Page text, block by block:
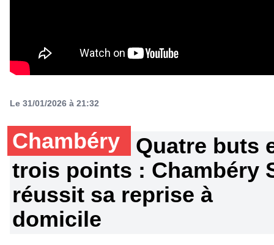
Le 31/01/2026 à 21:32
Chambéry
Quatre buts
trois points : Chambéry
réussit sa reprise à
domicile